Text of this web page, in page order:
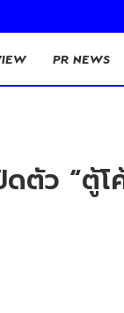
PR NEWS
ตัว “ตู้